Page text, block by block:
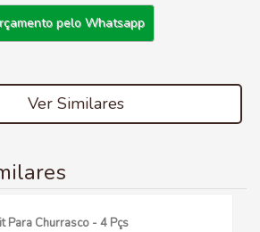
pelo Whatsapp
Ver Similares
Para Churrasco - 4 Pçs